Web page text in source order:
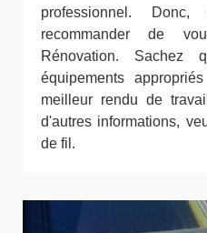
professionnel.
recommander de
Rénovation.
équipements
meilleur rendu de
d'autres informations,
de fil.